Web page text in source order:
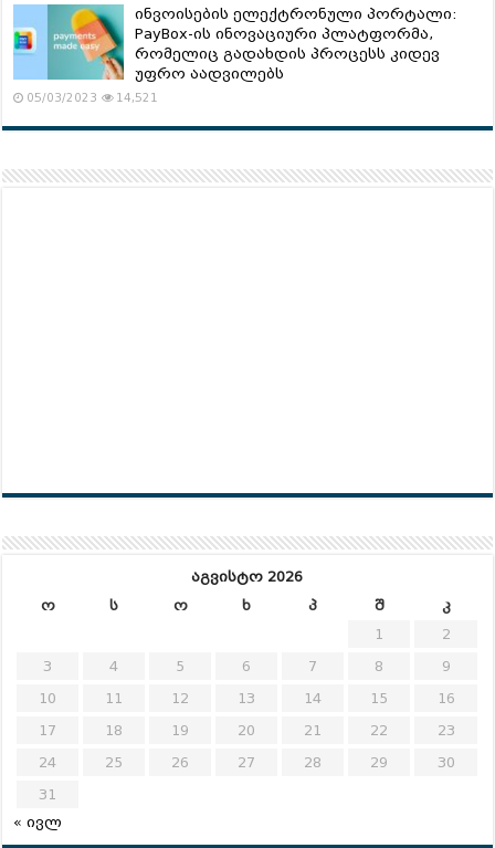
ინვოისების ელექტრონული პორტალი:
PayBox-ის ინოვაციური პლატფორმა,
რომელიც გადახდის პროცესს კიდევ
უფრო აადვილებს
05/03/2023 14,521
აგვისტო 2026
ო
ს ო ხ პ შ
კ
1
2
3
4 5 6 7 8
9
10
11 12 13 14 15
16
17
18 19 20 21 22
23
24
25 26 27 28 29
30
31
« ივლ